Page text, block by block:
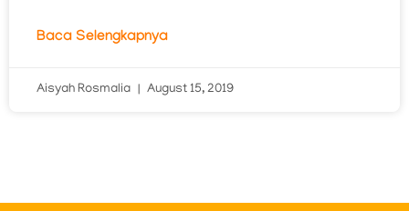
Baca Selengkapnya
Aisyah Rosmalia August 15, 2019